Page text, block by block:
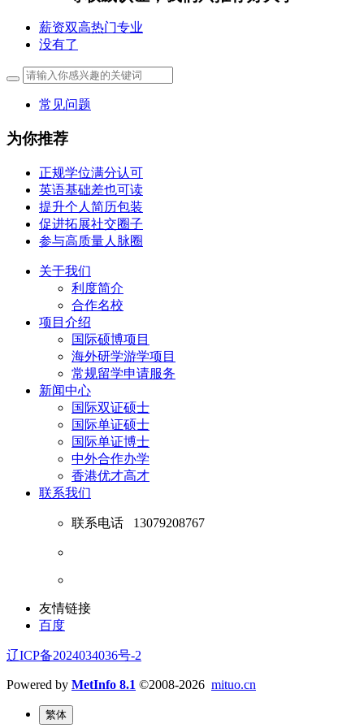
薪资双高热门专业
没有了
常见问题
为你推荐
正规学位满分认可
英语基础差也可读
提升个人简历包装
促进拓展社交圈子
参与高质量人脉圈
关于我们
利度简介
合作名校
项目介绍
国际硕博项目
海外研学游学项目
常规留学申请服务
新闻中心
国际双证硕士
国际单证硕士
国际单证博士
中外合作办学
香港优才高才
联系我们
联系电话 13079208767
友情链接
百度
辽ICP备2024034036号-2
Powered by MetInfo 8.1 ©2008-2026 mituo.cn
繁体